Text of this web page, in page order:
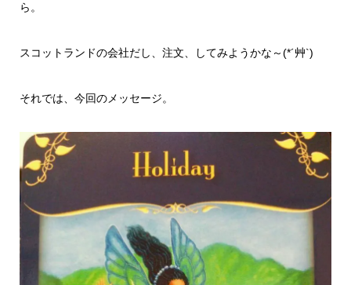
ら。
スコットランドの会社だし、注文、してみようかな～(*´艸`)
それでは、今回のメッセージ。